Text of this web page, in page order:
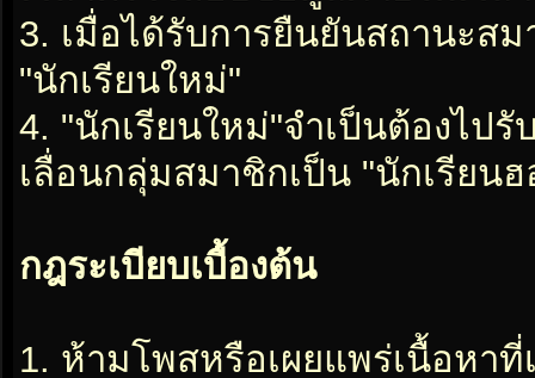
3. เมื่อได้รับการยืนยันสถานะส
"นักเรียนใหม่"
4. "นักเรียนใหม่"จำเป็นต้องไป
เลื่อนกลุ่มสมาชิกเป็น "นักเรียน
กฎระเบียบเบื้องต้น
1. ห้ามโพสหรือเผยแพร่เนื้อหา